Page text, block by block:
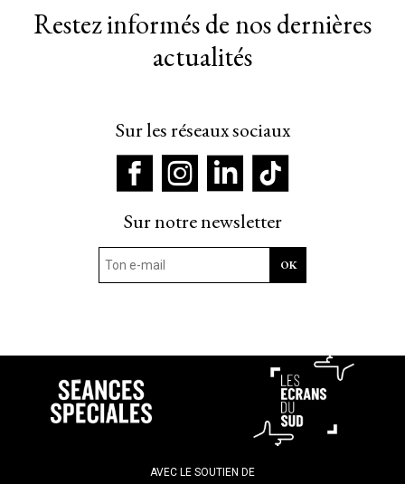
Restez informés de nos dernières
actualités
Sur les réseaux sociaux
Sur notre newsletter
AVEC LE SOUTIEN DE